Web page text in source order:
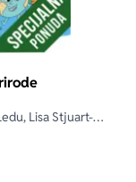
u levo
Lisa Stjuart-